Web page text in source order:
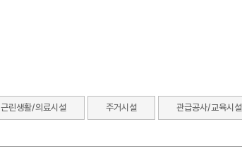
근린생활/의료시설 주거시설 관급공사/교육시설